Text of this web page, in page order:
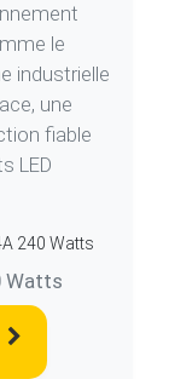
le
industrielle
une
fiable
LED
Watts